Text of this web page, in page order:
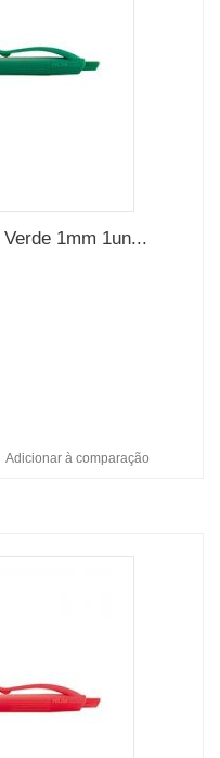
1mm 1un...
Adicionar à comparação